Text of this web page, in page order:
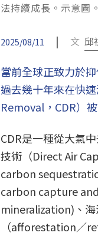
法持續成長。示意
2025/08/11 | 文 邱
當前全球正致力於
過去幾十年來在快
Removal，CDR）
CDR是一種從大氣
技術（Direct Air
carbon
carbon capture
mineralization)、
（afforestation／